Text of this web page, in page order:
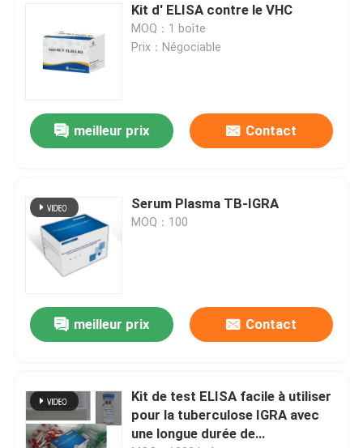
Kit d' ELISA contre le VHC
MOQ：1 boîte
Prix：Négociable
meilleur prix Contact
Serum Plasma TB-IGRA
MOQ：100
meilleur prix Contact
Kit de test ELISA facile à utiliser
pour la tuberculose IGRA avec
une longue durée de